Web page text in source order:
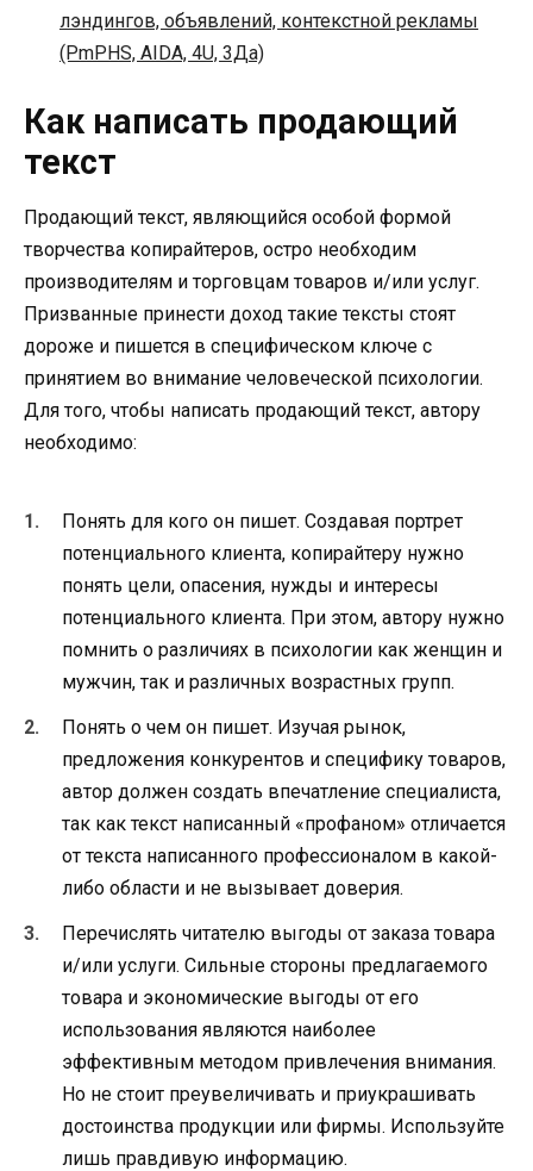
лэндингов, объявлений, контекстной рекламы
(PmPHS, AIDA, 4U, 3Да)
Как написать продающий
текст
Продающий текст, являющийся особой формой
творчества копирайтеров, остро необходим
производителям и торговцам товаров и/или услуг.
Призванные принести доход такие тексты стоят
дороже и пишется в специфическом ключе с
принятием во внимание человеческой психологии.
Для того, чтобы написать продающий текст, автору
необходимо:
Понять для кого он пишет. Создавая портрет
потенциального клиента, копирайтеру нужно
понять цели, опасения, нужды и интересы
потенциального клиента. При этом, автору нужно
помнить о различиях в психологии как женщин и
мужчин, так и различных возрастных групп.
Понять о чем он пишет. Изучая рынок,
предложения конкурентов и специфику товаров,
автор должен создать впечатление специалиста,
так как текст написанный «профаном» отличается
от текста написанного профессионалом в какой-
либо области и не вызывает доверия.
Перечислять читателю выгоды от заказа товара
и/или услуги. Сильные стороны предлагаемого
товара и экономические выгоды от его
использования являются наиболее
эффективным методом привлечения внимания.
Но не стоит преувеличивать и приукрашивать
достоинства продукции или фирмы. Используйте
лишь правдивую информацию.